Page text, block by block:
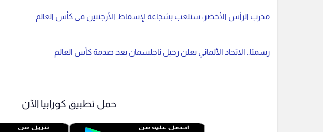
مدرب الرأس الأخضر: سنلعب بشجاعة لإسقاط الأرجنتين في كأس العالم
رسميًا.. الاتحاد الألماني يعلن رحيل ناجلسمان بعد صدمة كأس العالم
حمل تطبيق كورابيا الآن